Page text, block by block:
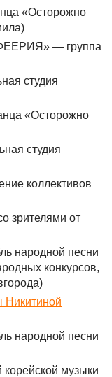
«Осторожно
— группа
студия
«Осторожно
студия
коллективов
зрителями от
народной песни
конкурсов,
народной песни
музыки